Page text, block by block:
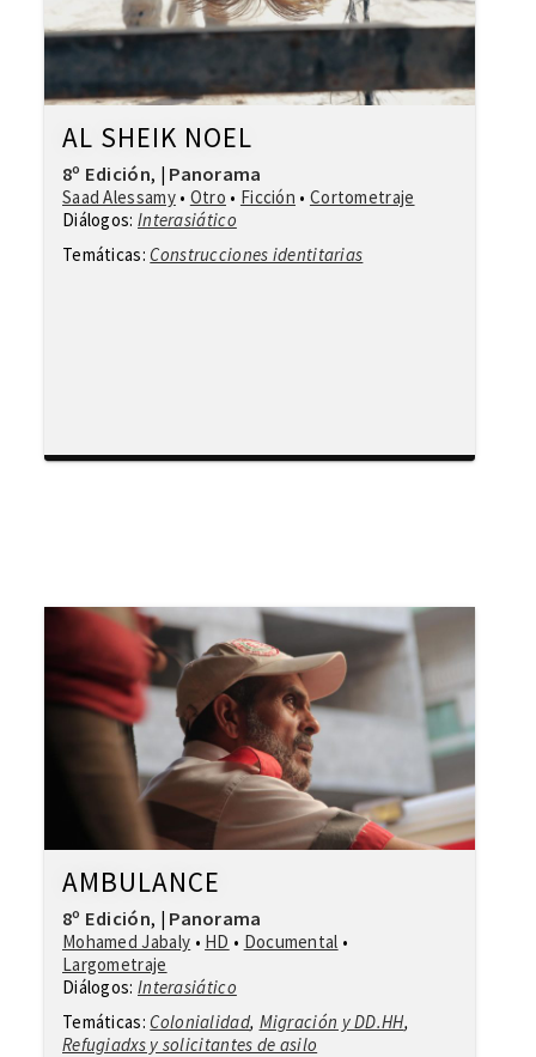
AL SHEIK NOEL
8º Edición, | Panorama
Saad Alessamy• Otro • Ficción • Cortometraje
Diálogos: Interasiático
Temáticas: Construcciones identitarias
AMBULANCE
8º Edición, | Panorama
Mohamed Jabaly • HD • Documental •
Largometraje
Diálogos: Interasiático
Temáticas: Colonialidad, Migración y DD.HH,
Refugiadxs y solicitantes de asilo